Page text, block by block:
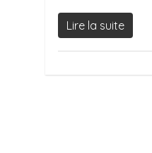
Lire la suite